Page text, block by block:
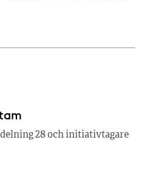
28 och initiativtagare